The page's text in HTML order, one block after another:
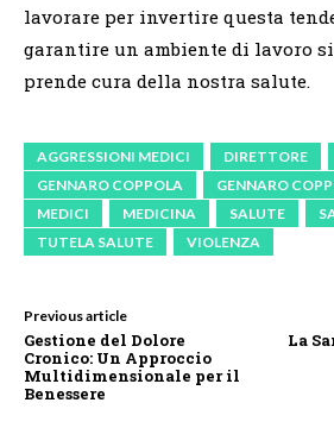
lavorare per invertire questa
garantire un ambiente di lavoro
prende cura della nostra salute.
AGGRESSIONI MEDICI DIRETTORE
GENNARO COPPOLA
GENNARO
MEDICI
MEDICINA SALUTE
TUTELA SALUTE
VIOLENZA
Previous article
Gestione del Dolore
Cronico: Un Approccio
Multidimensionale per il
Benessere
La